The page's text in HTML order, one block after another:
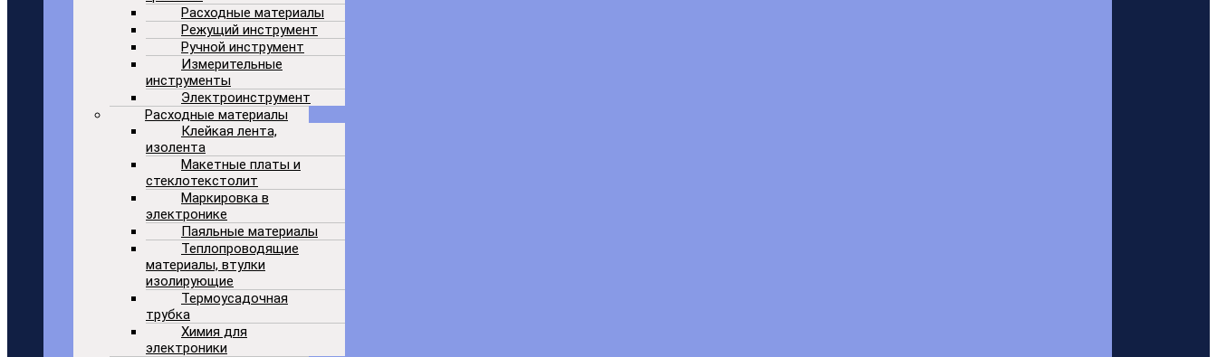
Расходные материалы
Режущий инструмент
Ручной инструмент
Измерительные
инструменты
Электроинструмент
Расходные материалы
Клейкая лента,
изолента
Макетные платы и
стеклотекстолит
Маркировка в
электронике
Паяльные материалы
Теплопроводящие
материалы, втулки
изолирующие
Термоусадочная
трубка
Химия для
электроники